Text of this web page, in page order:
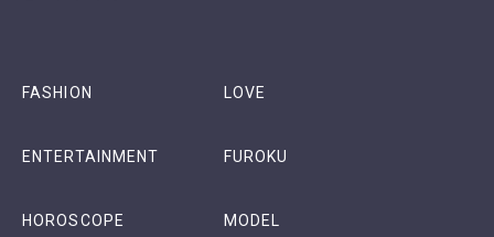
FASHION LOVE
ENTERTAINMENT FUROKU
HOROSCOPE MODEL